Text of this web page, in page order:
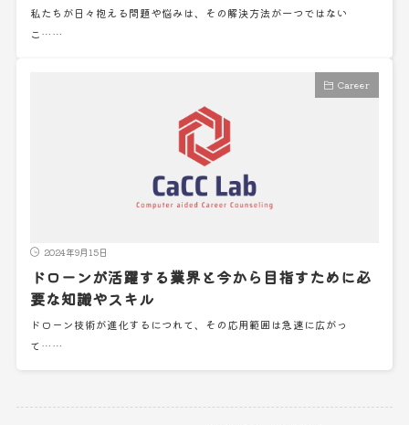
私たちが日々抱える問題や悩みは、その解決方法が一つではない
こ……
Career
2024年9月15日
ドローンが活躍する業界と今から目指すために必
要な知識やスキル
ドローン技術が進化するにつれて、その応用範囲は急速に広がっ
て……